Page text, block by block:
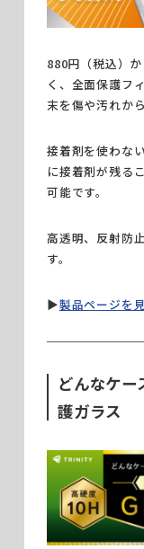
880円（税込）
く、全面保護フ
末を傷や汚れか
接着剤を使わな
に接着剤が残る
可能です。
高透明、反射防
す。
▶︎製品ページを
どんなケ
護ガラス